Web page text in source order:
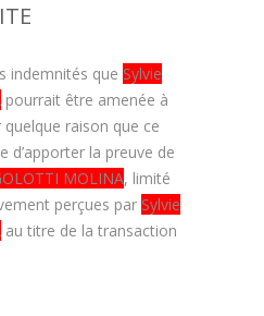
indemnités que Sylvie
pourrait être amenée à
raison que ce
d’apporter la preuve de
MOLINA, limité
perçues par Sylvie
au titre de la transaction